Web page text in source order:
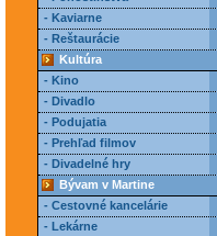
- Kaviarne
- Reštaurácie
Kultúra
- Kino
- Divadlo
- Podujatia
- Prehľad filmov
- Divadelné hry
Bývam v Martine
- Cestovné kancelárie
- Lekárne